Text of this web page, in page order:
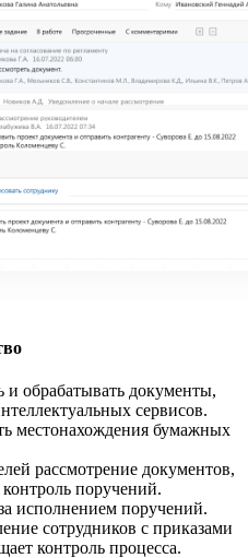
и обрабатывать документы,
сервисов.
местонахождения бумажных
рассмотрение документов,
поручений.
исполнением поручений.
сотрудников с приказами
контроль процесса.